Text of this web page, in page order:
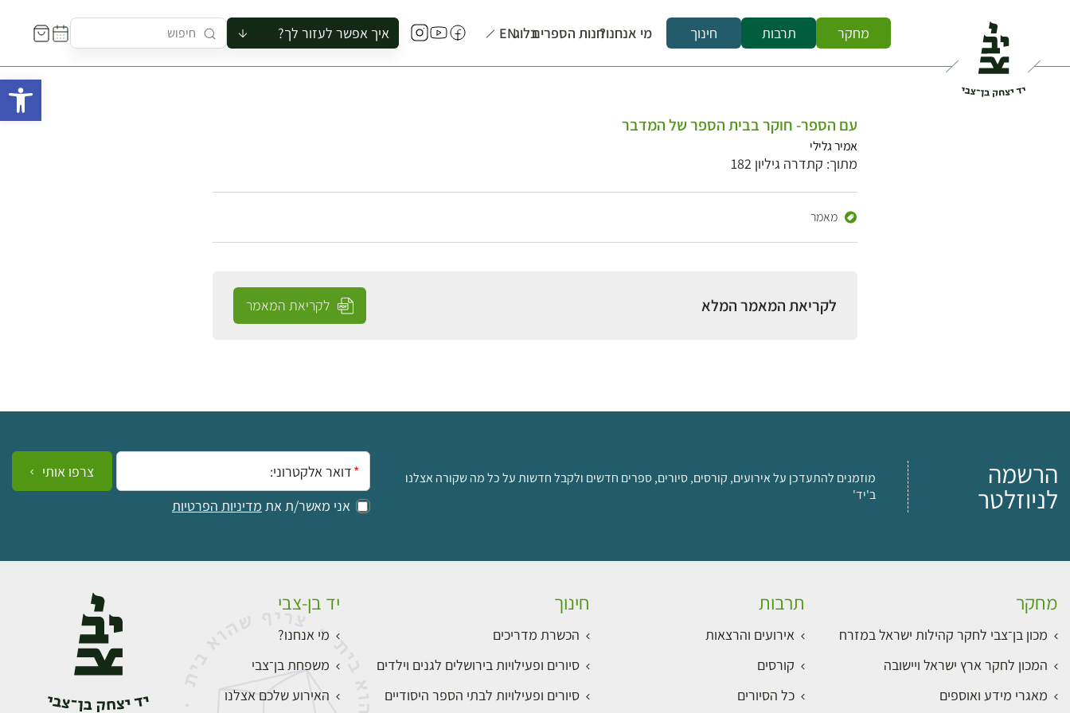
מחקר תרבות חינוך מי אנחנו?חנות הספריםבלוגEN איך אפשר לעזור לך?
להזמין סיור לקבוצה
עם הספר- חוקר בבית הספר של המדבר
אמיר גלילי
מתוך: קתדרה גיליון 182
מאמר
לקריאת המאמר המלא לקריאת המאמר
הרשמה
לניוזלטר
מוזמנים להתעדכן על אירועים, קורסים, סיורים, ספרים חדשים ולקבל חדשות על כל מה שקורה אצלנו
ב'יד'
אימייל:
אני מאשר/ת את מדיניות הפרטיות
צרפו אותי
מחקר
מכון בן־צבי לחקר קהילות ישראל במזרח
המכון לחקר ארץ ישראל ויישובה
מאגרי מידע ואוספים
תרבות
אירועים והרצאות
קורסים
כל הסיורים
חינוך
הכשרת מדריכים
סיורים ופעילויות בירושלים לגנים וילדים
סיורים ופעילויות לבתי הספר היסודיים
יד בן-צבי
מי אנחנו?
משפחת בן־צבי
האירוע שלכם אצלנו